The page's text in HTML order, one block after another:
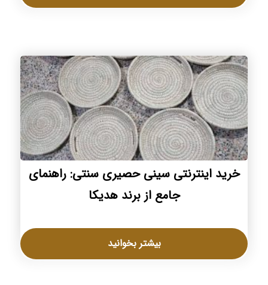
خرید اینترنتی سینی حصیری سنتی: راهنمای
جامع از برند هدیکا
بیشتر بخوانید